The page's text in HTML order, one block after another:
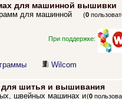
для машинной вышивки
(0
для машинной
При поддержке:
Wilcom
шитья и вышивания
(0
швейных машинах и